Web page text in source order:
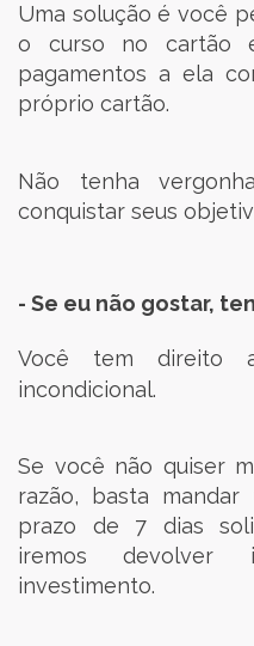
Uma solução é você
o curso no cartão
pagamentos a ela
próprio cartão.
Não tenha
conquistar seus
- Se eu não gostar,
Você tem direito
incondicional.
Se você não quiser
razão, basta
prazo de 7 dias
iremos devolver
investimento.